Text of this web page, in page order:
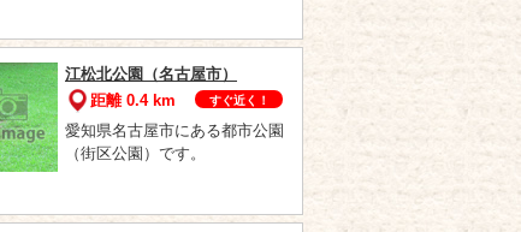
江松北公園（名古屋市）
距離 0.4 km
すぐ近く！
愛知県名古屋市にある都市公園
（街区公園）です。